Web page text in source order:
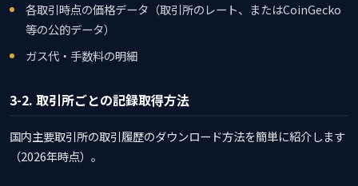
各取引時点の価格データ（取引所のレート、またはCoinGecko
等の公的データ）
ガス代・手数料の明細
3-2. 取引所ごとの記録取得方法
国内主要取引所の取引履歴のダウンロード方法を簡単に紹介します
（2026年時点）。